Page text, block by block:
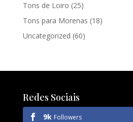
Tons de Loiro (25)
Tons para Morenas (18)
Uncategorized (60)
Redes Sociais
9k Followers